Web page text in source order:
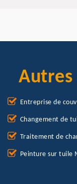
Autres
Entreprise de
Changement de
Traitement de
Peinture sur tuile